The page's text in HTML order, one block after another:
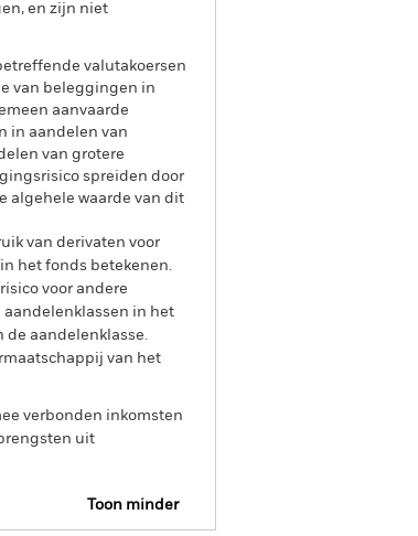
en zijn niet
valutakoersen
van beleggingen in
aanvaarde
in aandelen van
van grotere
spreiden door
algehele waarde van dit
van derivaten voor
het fonds betekenen.
voor andere
aandelenklassen in het
de aandelenklasse.
van het
verbonden inkomsten
uit
Toon minder